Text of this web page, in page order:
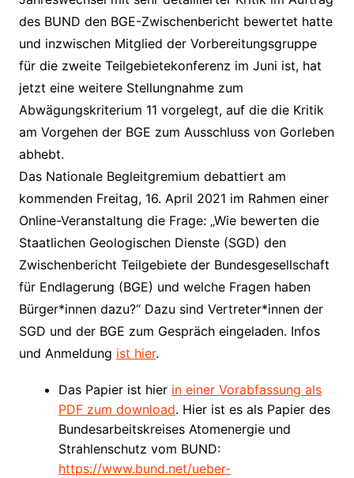
des BUND den BGE-Zwischenbericht bewertet hatte
und inzwischen Mitglied der Vorbereitungsgruppe
für die zweite Teilgebietekonferenz im Juni ist, hat
jetzt eine weitere Stellungnahme zum
Abwägungskriterium 11 vorgelegt, auf die die Kritik
am Vorgehen der BGE zum Ausschluss von Gorleben
abhebt.
Das Nationale Begleitgremium debattiert am
kommenden Freitag, 16. April 2021 im Rahmen einer
Online-Veranstaltung die Frage: „Wie bewerten die
Staatlichen Geologischen Dienste (SGD) den
Zwischenbericht Teilgebiete der Bundesgesellschaft
für Endlagerung (BGE) und welche Fragen haben
Bürger*innen dazu?“ Dazu sind Vertreter*innen der
SGD und der BGE zum Gespräch eingeladen. Infos
und Anmeldung ist hier.
Das Papier ist hier in einer Vorabfassung als
PDF zum download. Hier ist es als Papier des
Bundesarbeitskreises Atomenergie und
Strahlenschutz vom BUND:
https://www.bund.net/ueber-